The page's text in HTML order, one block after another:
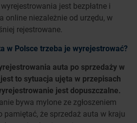
jest bezpłatne i
online niezależnie od urzędu, w
rejestrowane.
w Polsce trzeba je wyrejestrować?
auta po sprzedaży w
to sytuacja ujęta w przepisach
jest dopuszczalne.
bywa mylone ze zgłoszeniem
pamiętać, że sprzedaż auta w kraju